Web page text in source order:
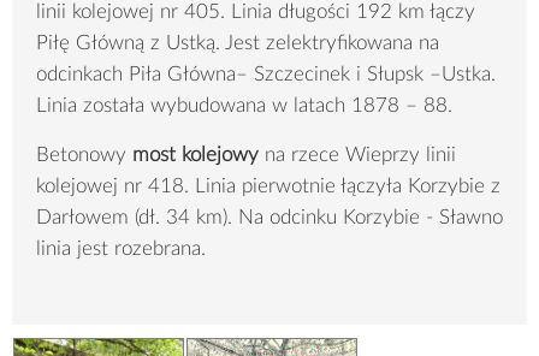
linii kolejowej nr 405. Linia długości 192 km łączy
Piłę Główną z Ustką. Jest zelektryfikowana na
odcinkach Piła Główna– Szczecinek i Słupsk –Ustka.
Linia została wybudowana w latach 1878 – 88.
Betonowy most kolejowy na rzece Wieprzy linii
kolejowej nr 418. Linia pierwotnie łączyła Korzybie z
Darłowem (dł. 34 km). Na odcinku Korzybie - Sławno
linia jest rozebrana.